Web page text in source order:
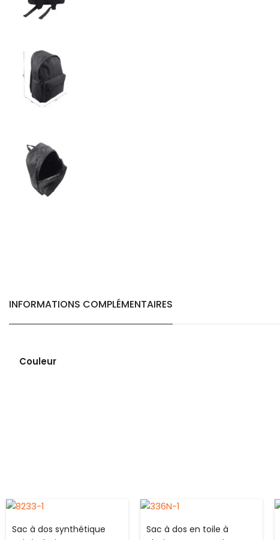
INFORMATIONS COMPLÉMENTAIRES
Couleur
Sac à dos synthétique
Sac à dos en toile à